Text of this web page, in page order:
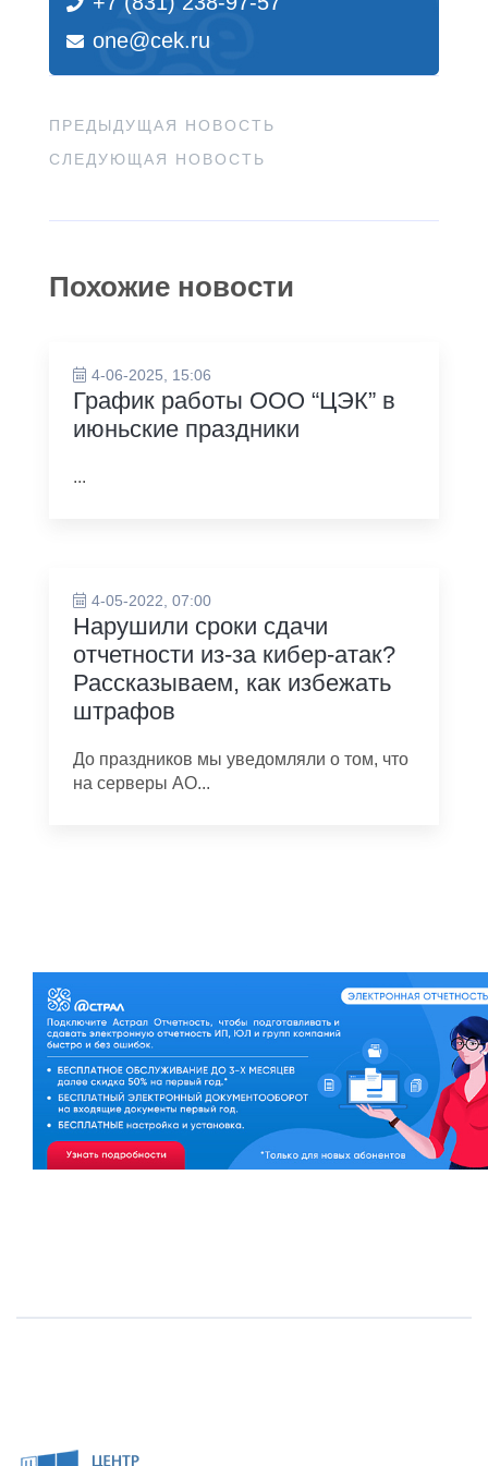
one@cek.ru
ПРЕДЫДУЩАЯ НОВОСТЬ
СЛЕДУЮЩАЯ НОВОСТЬ
Похожие новости
4-06-2025, 15:06
График работы ООО “ЦЭК” в
июньские праздники
...
4-05-2022, 07:00
Нарушили сроки сдачи
отчетности из-за кибер-атак?
Рассказываем, как избежать
штрафов
До праздников мы уведомляли о том, что
на серверы АО...